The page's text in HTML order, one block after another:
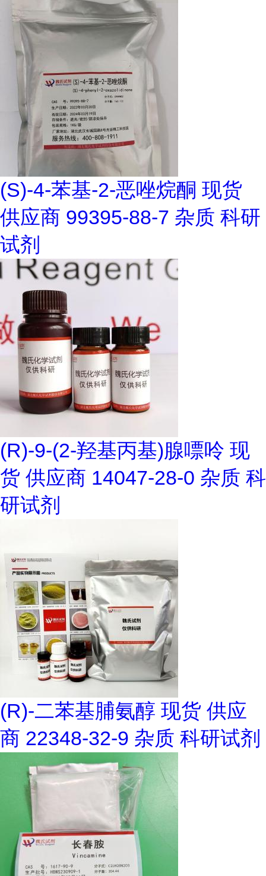
(S)-4-苯基-2-恶唑烷酮 现货
供应商 99395-88-7 杂质 科研
试剂
(R)-9-(2-羟基丙基)腺嘌呤 现
货 供应商 14047-28-0 杂质 科
研试剂
(R)-二苯基脯氨醇 现货 供应
商 22348-32-9 杂质 科研试剂